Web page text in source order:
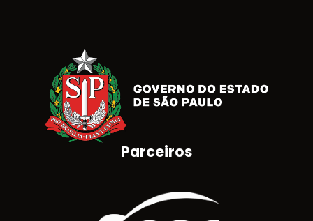
Brasão do Estado de São Paulo
Parceiros